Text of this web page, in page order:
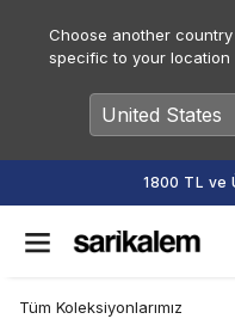
Choose another
specific to your location
1800 TL ve
Tüm Koleksiyonlarımız